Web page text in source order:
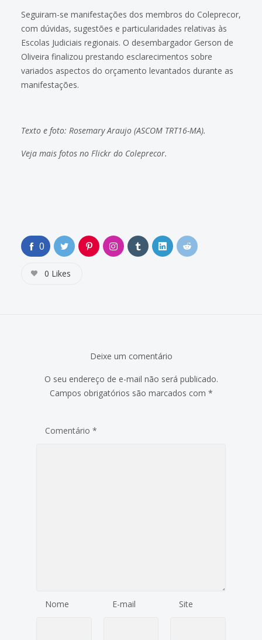
Seguiram-se manifestações dos membros do Coleprecor,
com dúvidas, sugestões e particularidades relativas às
Escolas Judiciais regionais. O desembargador Gerson de
Oliveira finalizou prestando esclarecimentos sobre
variados aspectos do orçamento levantados durante as
manifestações.
Texto e foto: Rosemary Araujo (ASCOM TRT16-MA).
Veja mais fotos no Flickr do Coleprecor.
0
0 Likes
Deixe um comentário
O seu endereço de e-mail não será publicado.
Campos obrigatórios são marcados com *
Comentário *
Nome E-mail Site